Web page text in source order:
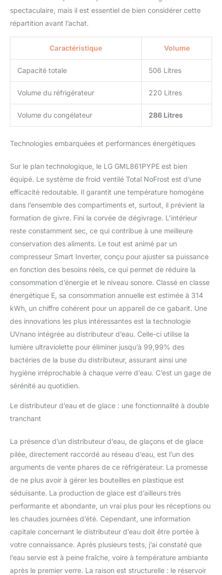
spectaculaire, mais il est essentiel de bien considérer cette
répartition avant l’achat.
Caractéristique Volume
Capacité totale 506 Litres
Volume du réfrigérateur 220 Litres
Volume du congélateur 286 Litres
Technologies embarquées et performances énergétiques
Sur le plan technologique, le LG GML861PYPE est bien
équipé. Le système de froid ventilé Total NoFrost est d’une
efficacité redoutable. Il garantit une température homogène
dans l’ensemble des compartiments et, surtout, il prévient la
formation de givre. Fini la corvée de dégivrage. L’intérieur
reste constamment sec, ce qui contribue à une meilleure
conservation des aliments. Le tout est animé par un
compresseur Smart Inverter, conçu pour ajuster sa puissance
en fonction des besoins réels, ce qui permet de réduire la
consommation d’énergie et le niveau sonore. Classé en classe
énergétique E, sa consommation annuelle est estimée à 314
kWh, un chiffre cohérent pour un appareil de ce gabarit. Une
des innovations les plus intéressantes est la technologie
UVnano intégrée au distributeur d’eau. Celle-ci utilise la
lumière ultraviolette pour éliminer jusqu’à 99,99% des
bactéries de la buse du distributeur, assurant ainsi une
hygiène irréprochable à chaque verre d’eau. C’est un gage de
sérénité au quotidien.
Le distributeur d’eau et de glace : une fonctionnalité à double
tranchant
La présence d’un distributeur d’eau, de glaçons et de glace
pilée, directement raccordé au réseau d’eau, est l’un des
arguments de vente phares de ce réfrigérateur. La promesse
de ne plus avoir à gérer les bouteilles en plastique est
séduisante. La production de glace est d’ailleurs très
performante et abondante, un vrai plus pour les réceptions ou
les chaudes journées d’été. Cependant, une information
capitale concernant le distributeur d’eau doit être portée à
votre connaissance. Après plusieurs tests, j’ai constaté que
l’eau servie est à peine fraîche, voire à température ambiante
après le premier verre. La raison est structurelle : le réservoir